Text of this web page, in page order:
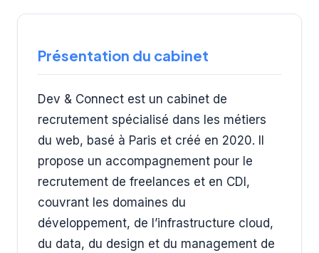
Présentation du cabinet
Dev & Connect est un cabinet de
recrutement spécialisé dans les métiers
du web, basé à Paris et créé en 2020. Il
propose un accompagnement pour le
recrutement de freelances et en CDI,
couvrant les domaines du
développement, de l’infrastructure cloud,
du data, du design et du management de